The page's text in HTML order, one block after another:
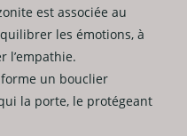
est associée au
les émotions, à
l’empathie.
forme un bouclier
la porte, le protégeant